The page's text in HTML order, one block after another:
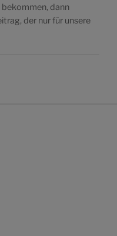
bekommen, dann
der nur für unsere